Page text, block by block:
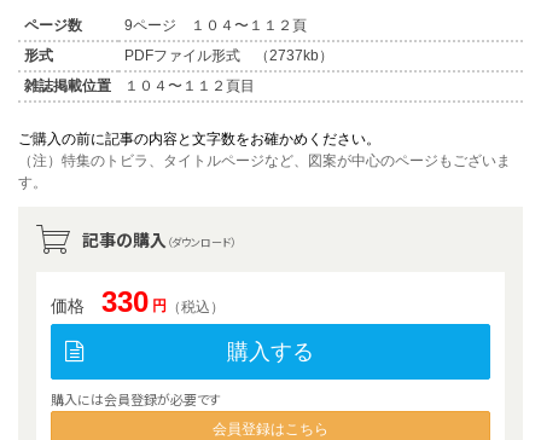
ページ数
9ページ １０４〜１１２頁
形式
PDFファイル形式 （2737kb）
雑誌掲載位置
１０４〜１１２頁目
ご購入の前に記事の内容と文字数をお確かめください。
（注）特集のトビラ、タイトルページなど、図案が中心のページもございま
す。
記事の購入 （ダウンロード）
価格 330 円 （税込）
購入する
購入には会員登録が必要です
会員登録はこちら